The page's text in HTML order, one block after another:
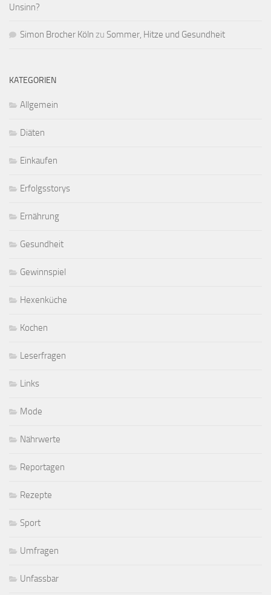
Unsinn?
Simon Brocher Köln zu Sommer, Hitze und Gesundheit
KATEGORIEN
Allgemein
Diäten
Einkaufen
Erfolgsstorys
Ernährung
Gesundheit
Gewinnspiel
Hexenküche
Kochen
Leserfragen
Links
Mode
Nährwerte
Reportagen
Rezepte
Sport
Umfragen
Unfassbar